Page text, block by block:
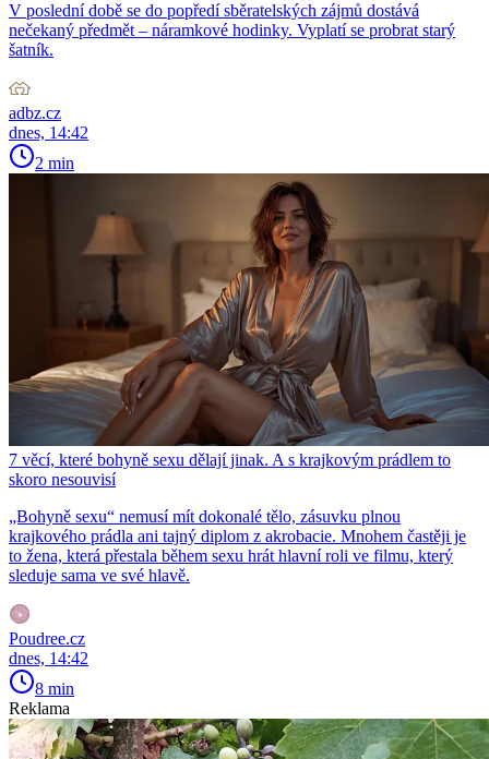
V poslední době se do popředí sběratelských zájmů dostává
nečekaný předmět – náramkové hodinky. Vyplatí se probrat starý
šatník.
adbz.cz
dnes, 14:42
2 min
7 věcí, které bohyně sexu dělají jinak. A s krajkovým prádlem to
skoro nesouvisí
„Bohyně sexu“ nemusí mít dokonalé tělo, zásuvku plnou
krajkového prádla ani tajný diplom z akrobacie. Mnohem častěji je
to žena, která přestala během sexu hrát hlavní roli ve filmu, který
sleduje sama ve své hlavě.
Poudree.cz
dnes, 14:42
8 min
Reklama